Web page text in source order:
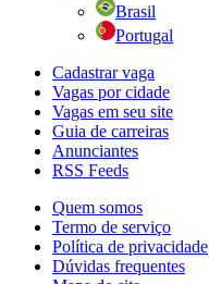
Brasil
Portugal
Cadastrar vaga
Vagas por cidade
Vagas em seu site
Guia de carreiras
Anunciantes
RSS Feeds
Quem somos
Termo de serviço
Política de privacidade
Dúvidas frequentes